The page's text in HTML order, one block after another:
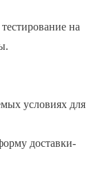
на
условиях для
доставки-